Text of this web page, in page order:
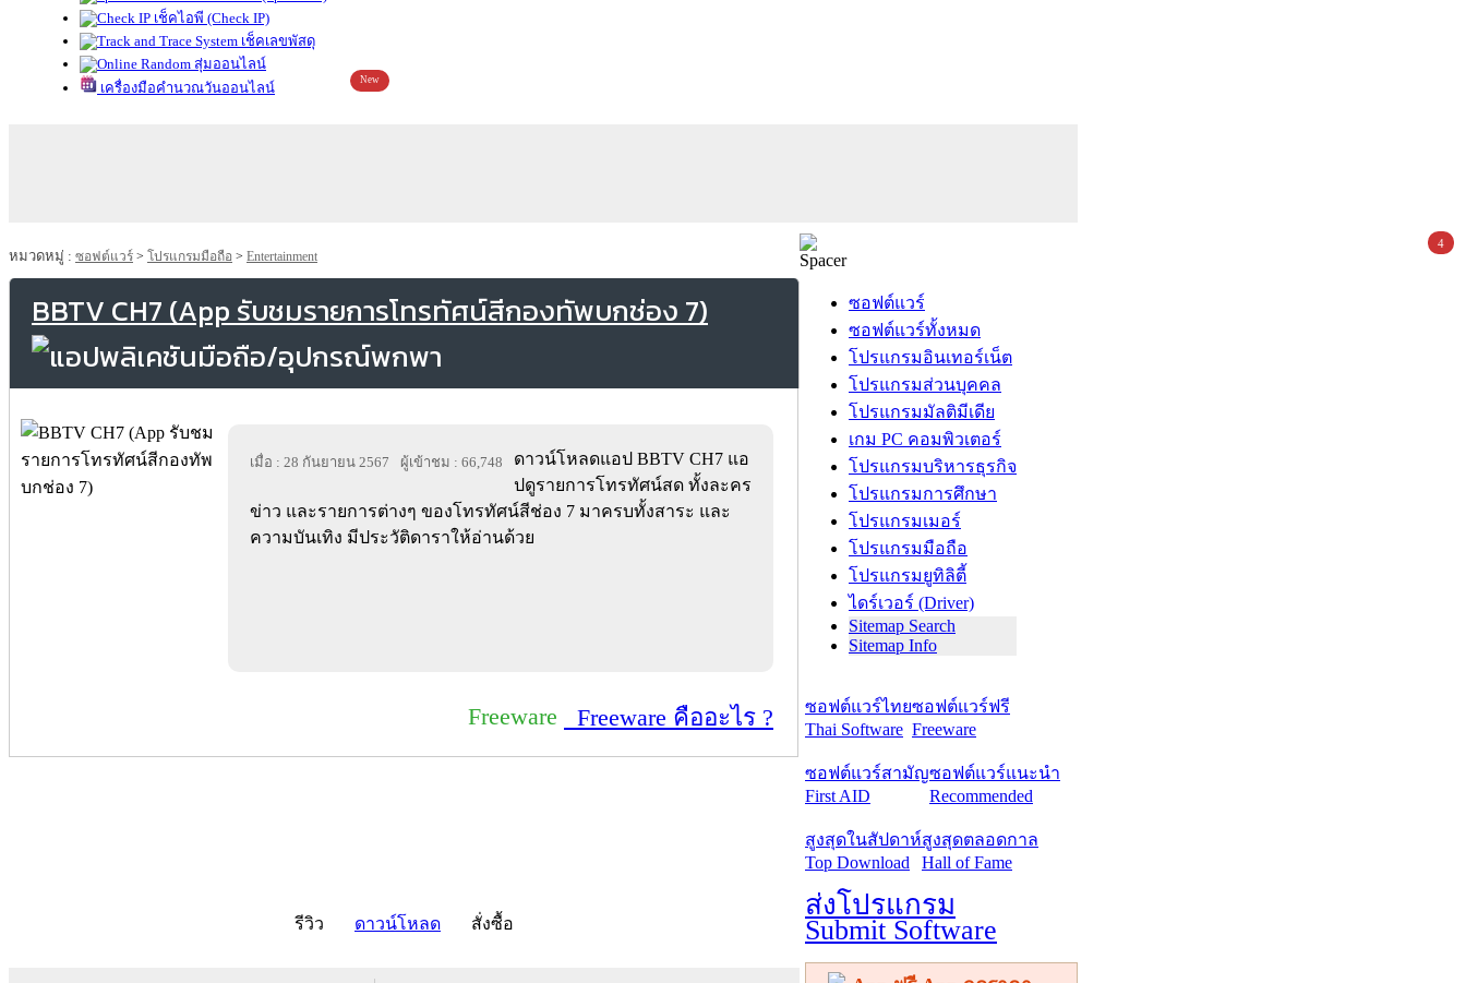
เช็คไอพี (Check IP)
เช็คเลขพัสดุ
สุ่มออนไลน์
เครื่องมือคำนวณวันออนไลน์
New
หมวดหมู่ : ซอฟต์แวร์ > โปรแกรมมือถือ > Entertainment
BBTV CH7 (App รับชมรายการโทรทัศน์สีกองทัพบกช่อง 7)
เมื่อ : 28 กันยายน 2567 ผู้เข้าชม : 66,748
ดาวน์โหลดแอป BBTV CH7 แอ
ปดูรายการโทรทัศน์สด ทั้งละคร
ข่าว และรายการต่างๆ ของโทรทัศน์สีช่อง 7 มาครบทั้งสาระ และ
ความบันเทิง มีประวัติดาราให้อ่านด้วย
Freeware Freeware คืออะไร ?
รีวิว ดาวน์โหลด สั่งซื้อ
ซอฟต์แวร์
ซอฟต์แวร์ทั้งหมด
โปรแกรมอินเทอร์เน็ต
โปรแกรมส่วนบุคคล
โปรแกรมมัลติมีเดีย
เกม PC คอมพิวเตอร์
โปรแกรมบริหารธุรกิจ
โปรแกรมการศึกษา
โปรแกรมเมอร์
โปรแกรมมือถือ
โปรแกรมยูทิลิตี้
ไดร์เวอร์ (Driver)
Sitemap Search
Sitemap Info
ซอฟต์แวร์ไทย
Thai Software
ซอฟต์แวร์ฟรี
Freeware
ซอฟต์แวร์สามัญ
First AID
ซอฟต์แวร์แนะนำ
Recommended
สูงสุดในสัปดาห์
Top Download
สูงสุดตลอดกาล
Hall of Fame
ส่งโปรแกรม
Submit Software
4